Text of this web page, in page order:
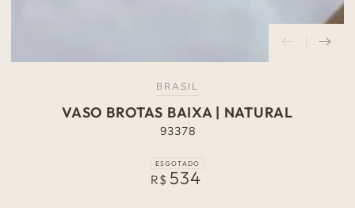
BRASIL
VASO BROTAS BAIXA | NATURAL
93378
Preço
R$ 534
ESGOTADO